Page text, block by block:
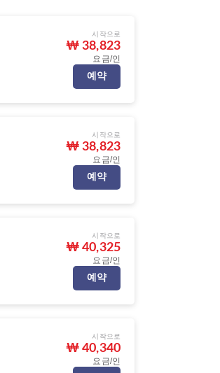
시작으로
₩ 38,823
요금/인
예약
시작으로
₩ 38,823
요금/인
예약
시작으로
₩ 40,325
요금/인
예약
시작으로
₩ 40,340
요금/인